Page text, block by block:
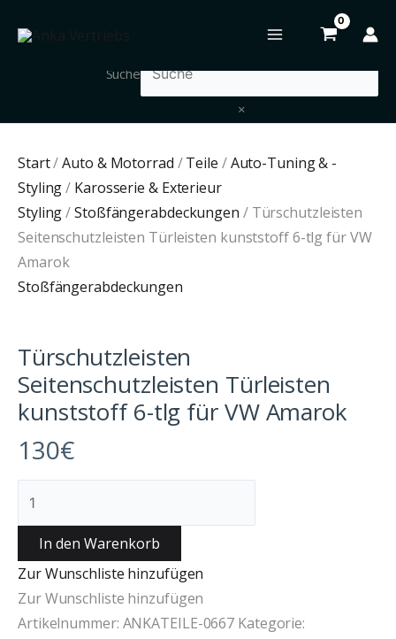
Inhalt
Suche
×
Start/Auto & Motorrad /Teile /Auto-Tuning & -
Styling/ Karosserie & Exterieur
Styling/Stoßfängerabdeckungen / Türschutzleisten
Seitenschutzleisten Türleisten kunststoff 6-tlg für VW
Amarok
Stoßfängerabdeckungen
Türschutzleisten
Seitenschutzleisten Türleisten
kunststoff 6-tlg für VW Amarok
130€
Seitenschutzleisten
für
VW
Amarok
Menge
In den Warenkorb
Zur Wunschliste hinzufügen
Zur Wunschliste hinzufügen
Artikelnummer: ANKATEILE-0667 Kategorie: